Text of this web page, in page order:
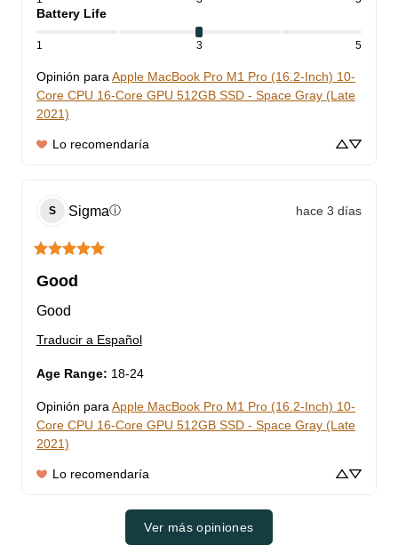
Battery Life
1 3 5
Opinión para Apple MacBook Pro M1 Pro (16.2-Inch) 10-
Core CPU 16-Core GPU 512GB SSD - Space Gray (Late
2021)
Lo recomendaría
S Sigmaⓘ hace 3 días
Good
Good
Traducir a Español
Age Range: 18-24
Opinión para Apple MacBook Pro M1 Pro (16.2-Inch) 10-
Core CPU 16-Core GPU 512GB SSD - Space Gray (Late
2021)
Lo recomendaría
Ver más opiniones